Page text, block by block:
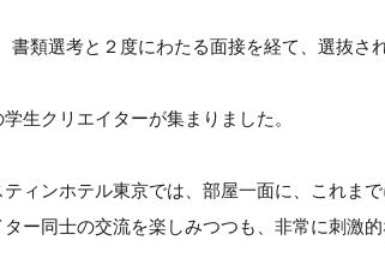
書類選考と２度にわたる面接を経て、選抜さ
生クリエイターが集まりました。
ィンホテル東京では、部屋一面に、これま
ー同士の交流を楽しみつつも、非常に刺激